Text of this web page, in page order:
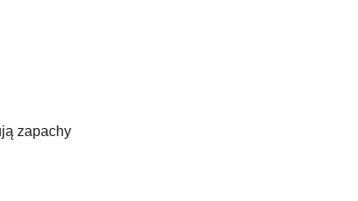
zapachy